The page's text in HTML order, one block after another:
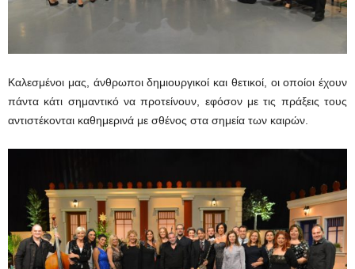
Καλεσμένοι μας, άνθρωποι δημιουργικοί και θετικοί, οι οποίοι έχουν
πάντα κάτι σημαντικό να προτείνουν, εφόσον με τις πράξεις τους
αντιστέκονται καθημερινά με σθένος στα σημεία των καιρών.